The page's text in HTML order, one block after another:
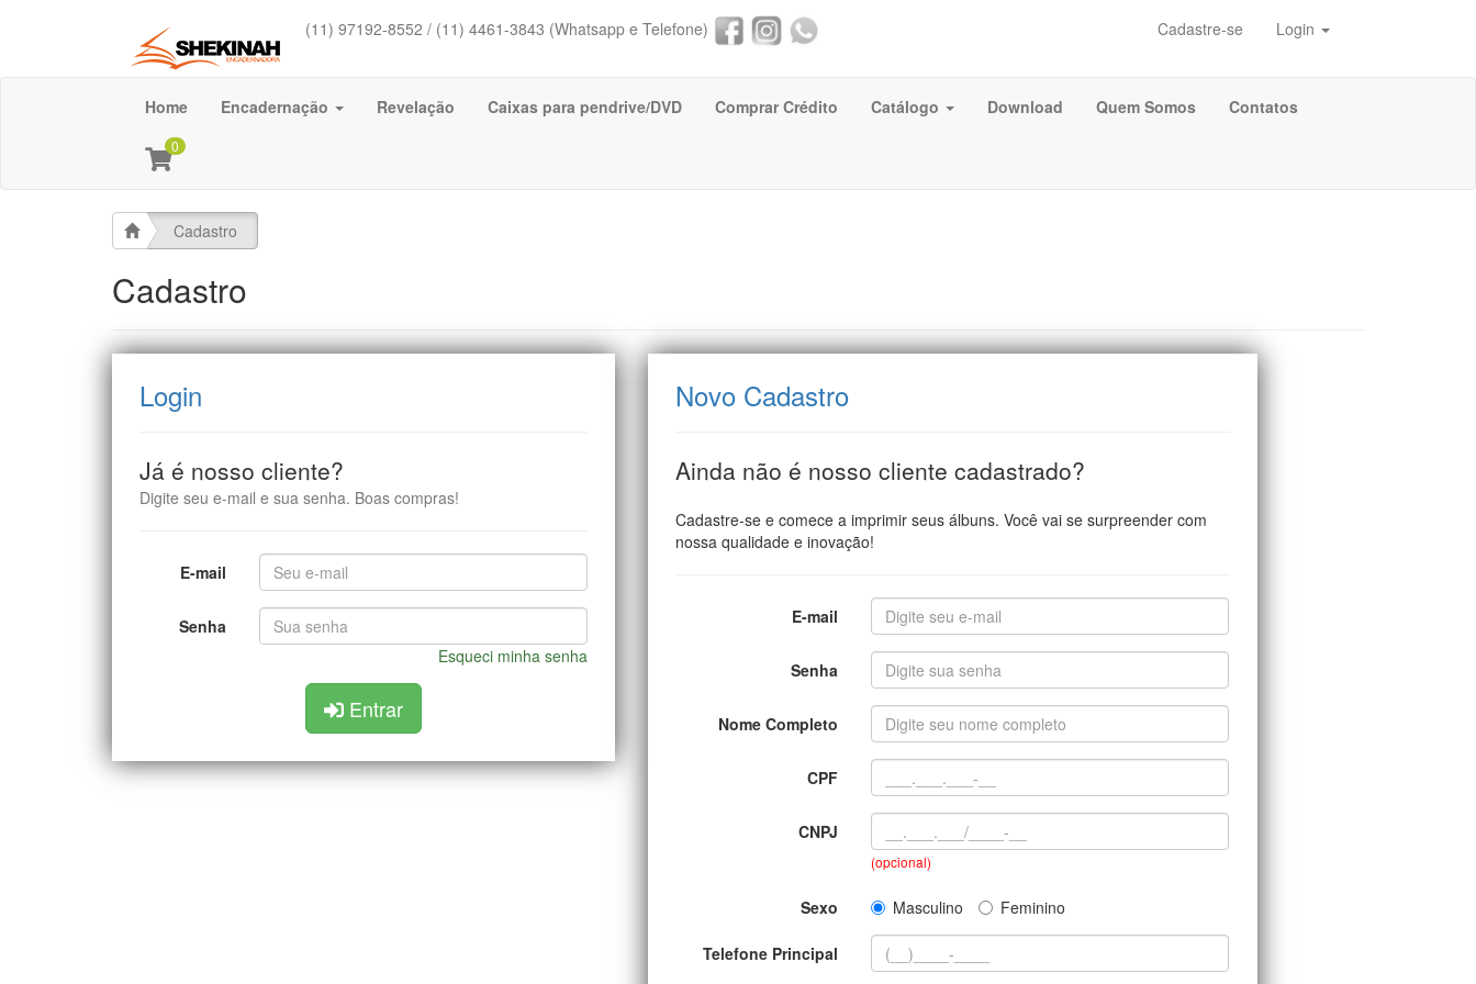
(11) 97192-8552 / (11) 4461-3843 (Whatsapp e Telefone) Cadastre-se Login
Home Encadernação Revelação Caixas para pendrive/DVD Comprar Crédito Catálogo Download Quem Somos Contatos
0
Cadastro
Cadastro
Login
Já é nosso cliente?
Digite seu e-mail e sua senha. Boas compras!
E-mail
Senha
Esqueci minha senha
Entrar
Novo Cadastro
Ainda não é nosso cliente cadastrado?
Cadastre-se e comece a imprimir seus álbuns. Você vai se surpreender com
nossa qualidade e inovação!
E-mail
Senha
Nome Completo
CPF
CNPJ
(opcional)
Sexo Masculino Feminino
Telefone Principal